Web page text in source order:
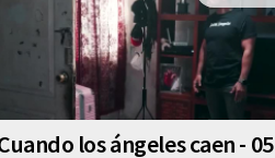
los ángeles caen - 05